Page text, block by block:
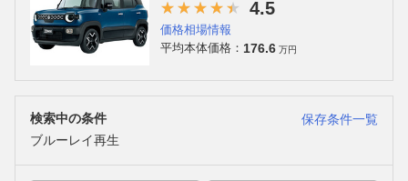
4.5
価格相場情報
平均本体価格： 176.6 万円
検索中の条件
保存条件一覧
ブルーレイ再生